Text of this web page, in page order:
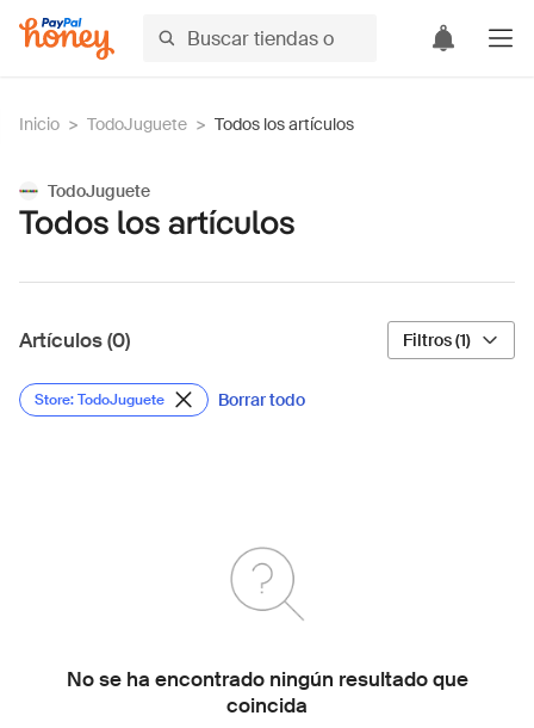
Inicio > TodoJuguete > Todos los artículos
TodoJuguete
Todos los artículos
Artículos (0) Filtros (1)
Store: TodoJuguete Borrar todo
No se ha encontrado ningún resultado que
coincida